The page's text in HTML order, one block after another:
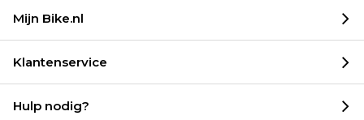
Mijn Bike.nl
Klantenservice
Hulp nodig?